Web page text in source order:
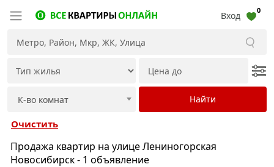
Вход 0
Очистить
Продажа квартир на улице Лениногорская
Новосибирск - 1 объявление